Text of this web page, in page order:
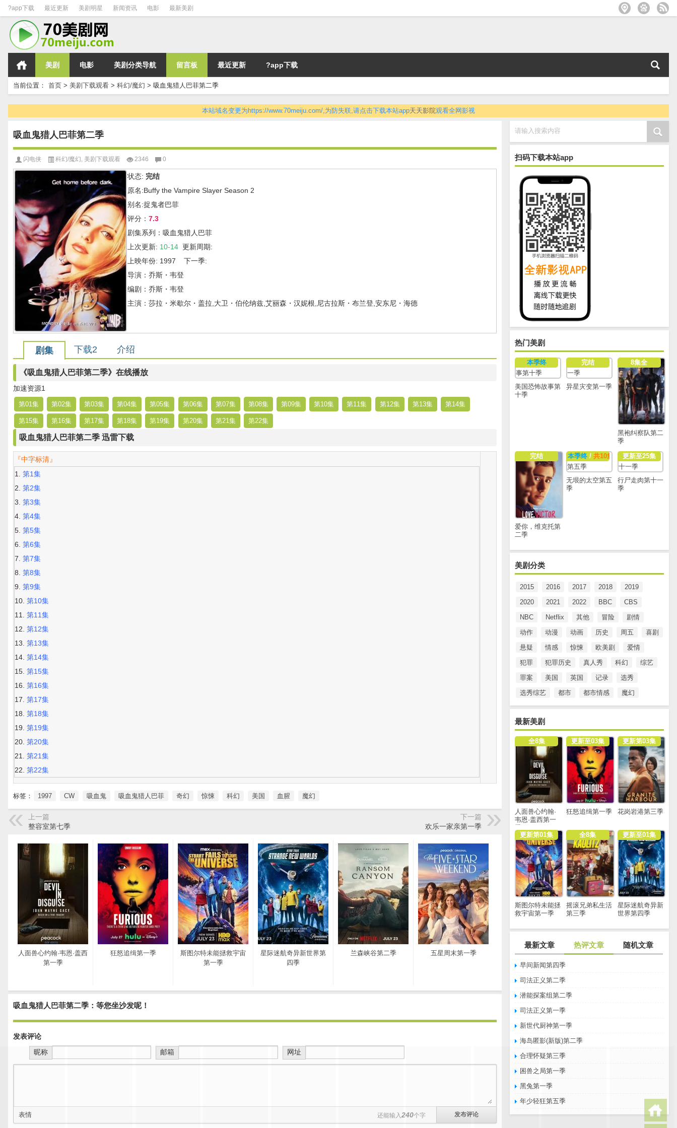
?app下载 最近更新 美剧明星 新闻资讯 电影 最新美剧
美剧 电影 美剧分类导航 留言板 最近更新 ?app下载
当前位置： 首页 > 美剧下载观看 > 科幻/魔幻 > 吸血鬼猎人巴菲第二季
本站域名变更为https://www.70meiju.com/,为防失联,请点击下载本站app天天影院观看全网影视
请输入搜索内容
扫码下载本站app
热门美剧
本季终
美国恐怖故事第
十季
完结
异星灾变第一季
8集全
黑袍纠察队第二
季
完结
爱你，维克托第
二季
本季终/ 共10集
无垠的太空第五
季
更新至25集
行尸走肉第十一
季
美剧分类
2015 2016 2017 2018
2019
2020
2021 2022 BBC
CBS
NBC
Netflix 其他 冒险
剧情
动作
动漫 动画 历史 周五
喜剧
悬疑
情感 惊悚 欧美剧
爱情
犯罪
犯罪历史 真人秀 科幻
综艺
罪案
美国 英国 记录
选秀
选秀综艺
都市 都市情感 魔幻
最新美剧
全8集
人面兽心约翰·
韦恩·盖西第一
季
更新至03集
狂怒追缉第一季
更新第03集
花岗岩港第三季
更新第01集
斯图尔特未能拯
救宇宙第一季
全8集
摇滚兄弟私生活
第三季
更新至01集
星际迷航奇异新
世界第四季
最新文章 热评文章 随机文章
早间新闻第四季
司法正义第二季
潜能探案组第二季
司法正义第一季
新世代厨神第一季
海岛匿影(新版)第二季
合理怀疑第三季
困兽之局第一季
黑兔第一季
年少轻狂第五季
吸血鬼猎人巴菲第二季
闪电侠 科幻/魔幻 美剧下载观看 2346 0
状态: 完结
原名:Buffy the Vampire Slayer Season 2
别名:捉鬼者巴菲
评分： 7.3
剧集系列：吸血鬼猎人巴菲
上次更新: 10-14 更新周期:
上映年份: 1997 下一季:
导演：乔斯・韦登
编剧：乔斯・韦登
主演：莎拉・米歇尔・盖拉,大卫・伯伦纳兹,艾丽森・汉妮根,尼古拉斯・布兰登,安东尼・海德
剧集 下载2 介绍
《吸血鬼猎人巴菲第二季》在线播放
加速资源1
第01集 第02集 第03集 第04集 第05集 第06集 第07集 第08集 第09集 第10集 第11集 第12集 第13集 第14集
第15集 第16集 第17集 第18集 第19集 第20集 第21集 第22集
吸血鬼猎人巴菲第二季 迅雷下载
『中字标清』
第1集
第2集
第3集
第4集
第5集
第6集
第7集
第8集
第9集
第10集
第11集
第12集
第13集
第14集
第15集
第16集
第17集
第18集
第19集
第20集
第21集
第22集
标签： 1997 CW 吸血鬼 吸血鬼猎人巴菲 奇幻 惊悚 科幻 美国 血腥 魔幻
上一篇
整容室第七季
下一篇
欢乐一家亲第一季
人面兽心约翰·韦恩·盖西
第一季
狂怒追缉第一季
斯图尔特未能拯救宇宙
第一季
星际迷航奇异新世界第
四季
兰森峡谷第二季 五星周末第一季
吸血鬼猎人巴菲第二季：等您坐沙发呢！
发表评论
昵称
邮箱 网址
表情 还能输入 240个字